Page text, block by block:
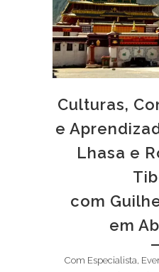
Culturas,
e
Lhasa e
com
em
Com Especialista,